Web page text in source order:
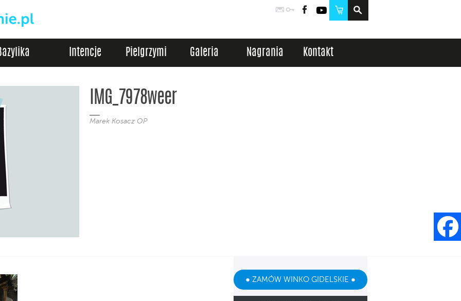
PocztaLogowanie
FacebookYouTube
Sklep
Intencje Pielgrzymi Galeria Nagrania Kontakt
IMG_7978weer
Marek Kosacz OP
● ZAMÓW WINKO GIDELSKIE ●